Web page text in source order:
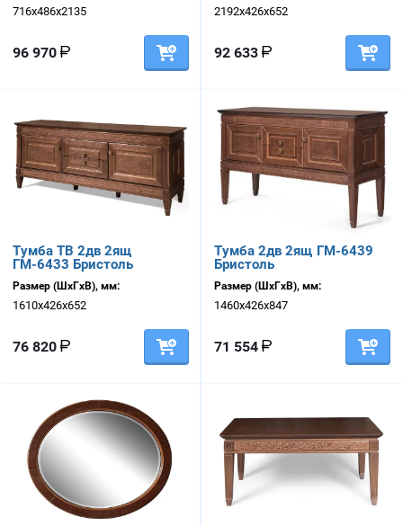
716х486х2135
96 970
2192х426х652
92 633
Тумба ТВ 2дв 2ящ
ГМ-6433 Бристоль
Размер (ШхГхВ), мм:
1610х426х652
76 820
Тумба 2дв 2ящ ГМ-6439
Бристоль
Размер (ШхГхВ), мм:
1460х426х847
71 554